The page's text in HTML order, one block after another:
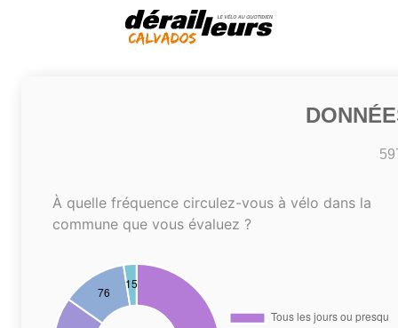
À quelle fréquence circulez-vous à vélo dans la
commune que vous évaluez ?